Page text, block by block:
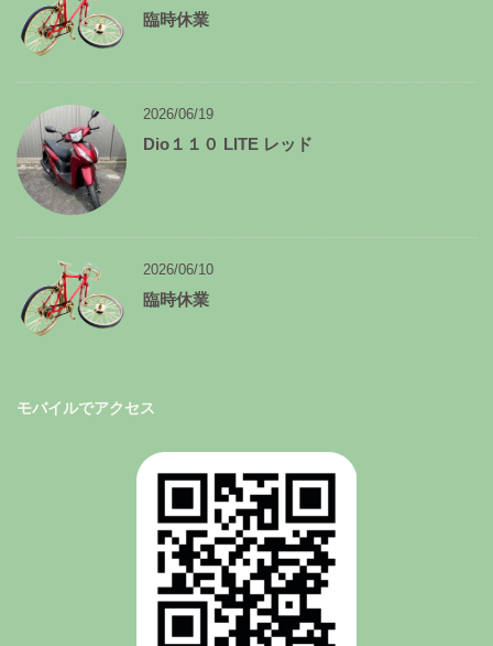
ブ
臨時休業
2026/06/19
Dio１１０ LITE レッド
2026/06/10
臨時休業
モバイルでアクセス